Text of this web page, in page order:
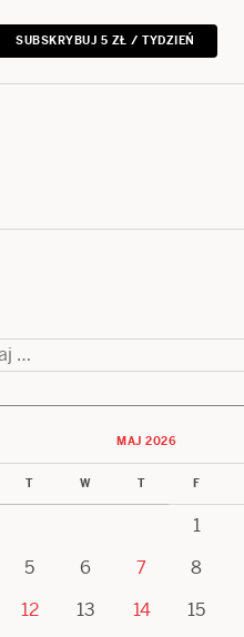
SUBSKRYBUJ 5 ZŁ / TYDZIEŃ
MAJ 2026
T W T F
1
5 6 7 8
12 13 14 15